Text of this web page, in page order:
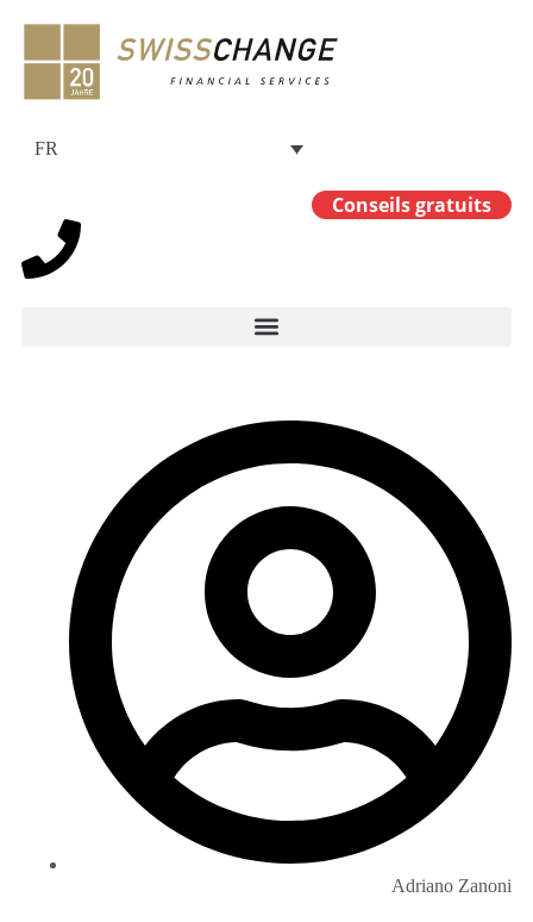
FR
Conseils gratuits
Adriano Zanoni